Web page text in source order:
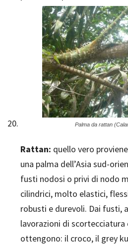
Palma da rattan
Rattan: quello vero
una palma dell’Asia sud-
fusti nodosi o privi di nodo
cilindrici, molto elastici,
robusti e durevoli. Dai fusti,
lavorazioni di
ottengono: il croco, il grey